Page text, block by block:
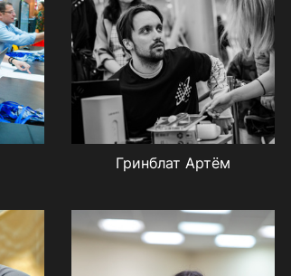
Гринблат Артём